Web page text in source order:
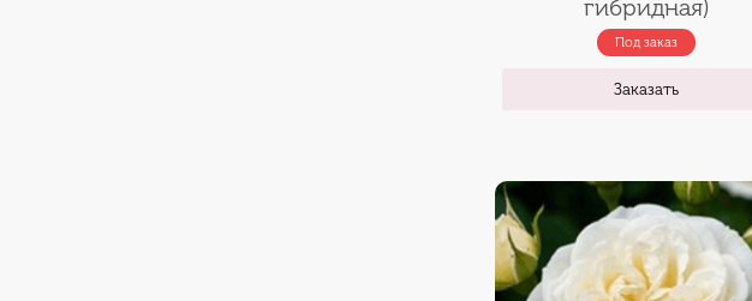
гибридная)
Под заказ
Заказать